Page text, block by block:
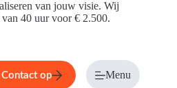
van jouw visie. Wij
40 uur voor € 2.500.
Service Over ons
Contact op Menu